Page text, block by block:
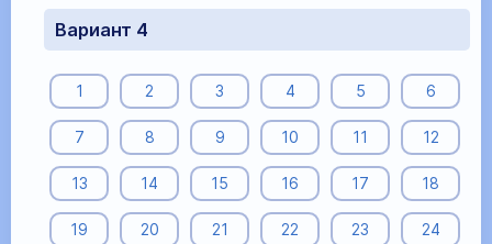
Вариант 4
1 2 3 4 5 6
7 8 9 10 11 12
13 14 15 16 17 18
19 20 21 22 23 24